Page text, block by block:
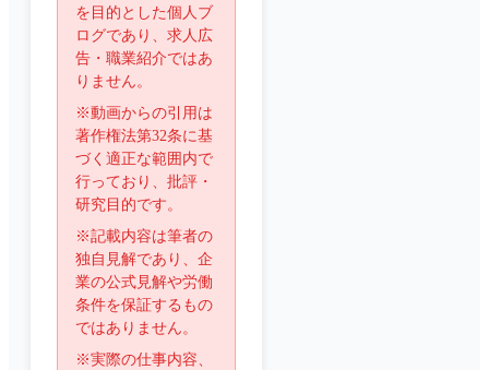
を目的とした個人ブ
ログであり、求人広
告・職業紹介ではあ
りません。
※動画からの引用は
著作権法第32条に基
づく適正な範囲内で
行っており、批評・
研究目的です。
※記載内容は筆者の
独自見解であり、企
業の公式見解や労働
条件を保証するもの
ではありません。
※実際の仕事内容、